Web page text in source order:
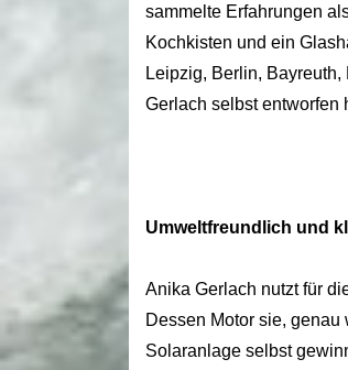
sammelte Erfahrungen
Kochkisten und ein
Leipzig, Berlin,
Gerlach selbst entworfen
Umweltfreundlich und
Anika Gerlach nutzt für
Dessen Motor sie,
Solaranlage selbst